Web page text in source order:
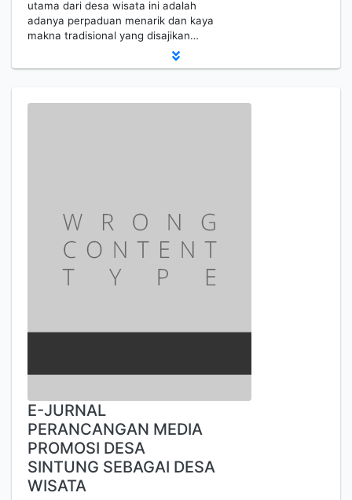
utama dari desa wisata ini adalah
adanya perpaduan menarik dan kaya
makna tradisional yang disajikan…
E-JURNAL
PERANCANGAN MEDIA
PROMOSI DESA
SINTUNG SEBAGAI DESA
WISATA